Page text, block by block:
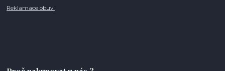
Reklamace obuvi